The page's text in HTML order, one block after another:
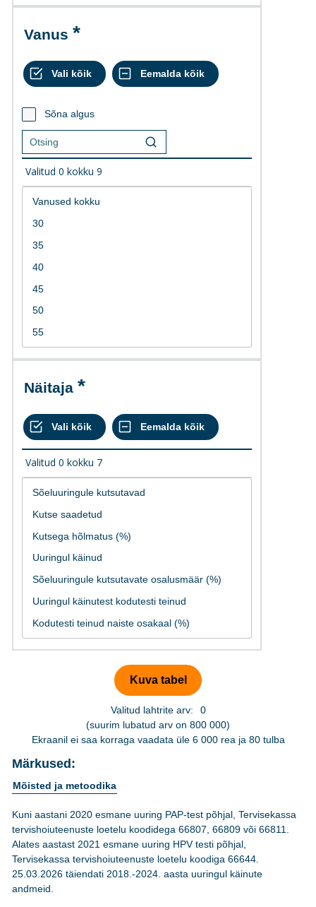
Vanus
Sõna algus
Valitud 0 kokku 9
Näitaja
Valitud 0 kokku 7
Valitud lahtrite arv:
0
(suurim lubatud arv on 800 000)
Ekraanil ei saa korraga vaadata üle 6 000 rea ja 80 tulba
Märkused:
Mõisted ja metoodika
Kuni aastani 2020 esmane uuring PAP-test põhjal, Tervisekassa
tervishoiuteenuste loetelu koodidega 66807, 66809 või 66811.
Alates aastast 2021 esmane uuring HPV testi põhjal,
Tervisekassa tervishoiuteenuste loetelu koodiga 66644.
25.03.2026 täiendati 2018.-2024. aasta uuringul käinute
andmeid.